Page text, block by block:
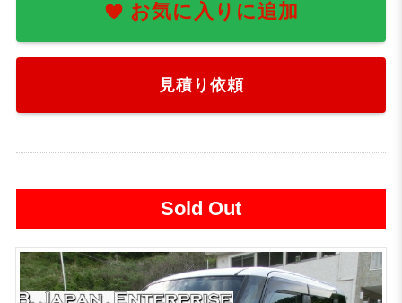
お気に入りに追加
見積り依頼
Sold Out